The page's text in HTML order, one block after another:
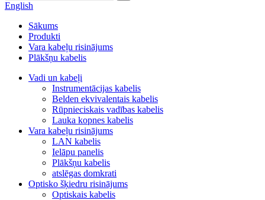
English
Sākums
Produkti
Vara kabeļu risinājums
Plākšņu kabelis
Vadi un kabeļi
Instrumentācijas kabelis
Belden ekvivalentais kabelis
Rūpnieciskais vadības kabelis
Lauka kopnes kabelis
Vara kabeļu risinājums
LAN kabelis
Ielāpu panelis
Plākšņu kabelis
atslēgas domkrati
Optisko šķiedru risinājums
Optiskais kabelis